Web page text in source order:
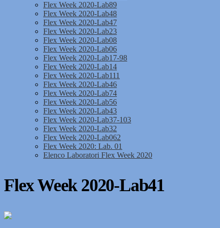
Flex Week 2020-Lab89
Flex Week 2020-Lab48
Flex Week 2020-Lab47
Flex Week 2020-Lab23
Flex Week 2020-Lab08
Flex Week 2020-Lab06
Flex Week 2020-Lab17-98
Flex Week 2020-Lab14
Flex Week 2020-Lab111
Flex Week 2020-Lab46
Flex Week 2020-Lab74
Flex Week 2020-Lab56
Flex Week 2020-Lab43
Flex Week 2020-Lab37-103
Flex Week 2020-Lab32
Flex Week 2020-Lab062
Flex Week 2020: Lab. 01
Elenco Laboratori Flex Week 2020
Flex Week 2020-Lab41